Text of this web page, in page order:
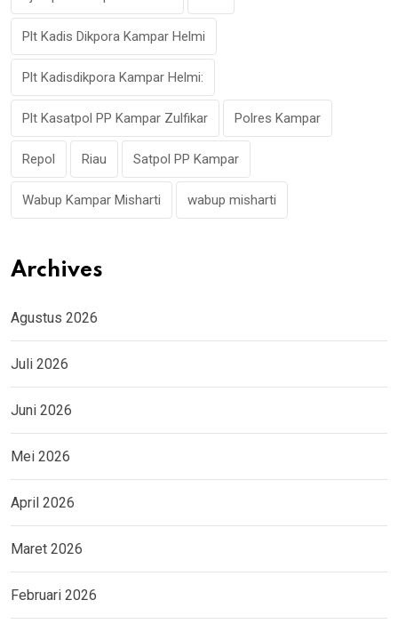
Plt Kadis Dikpora Kampar Helmi
Plt Kadisdikpora Kampar Helmi:
Plt Kasatpol PP Kampar Zulfikar Polres Kampar
Repol Riau Satpol PP Kampar
Wabup Kampar Misharti wabup misharti
Archives
Agustus 2026
Juli 2026
Juni 2026
Mei 2026
April 2026
Maret 2026
Februari 2026